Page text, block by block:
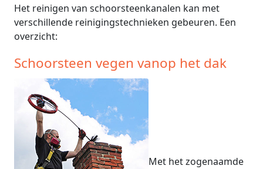
Het reinigen van schoorsteenkanalen kan met
verschillende reinigingstechnieken gebeuren. Een
overzicht:
Schoorsteen vegen vanop het dak
Met het zogenaamde